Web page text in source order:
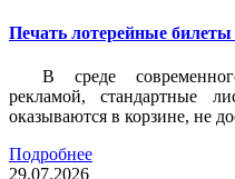
Печать лотерейные
В среде
рекламой, стандартные
оказываются в корзине, не
Подробнее
29.07.2026